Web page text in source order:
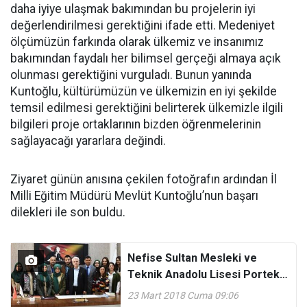
daha iyiye ulaşmak bakımından bu projelerin iyi
değerlendirilmesi gerektiğini ifade etti. Medeniyet
ölçümüzün farkında olarak ülkemiz ve insanımız
bakımından faydalı her bilimsel gerçeği almaya açık
olunması gerektiğini vurguladı. Bunun yanında
Kuntoğlu, kültürümüzün ve ülkemizin en iyi şekilde
temsil edilmesi gerektiğini belirterek ülkemizle ilgili
bilgileri proje ortaklarının bizden öğrenmelerinin
sağlayacağı yararlara değindi.
Ziyaret günün anısına çekilen fotoğrafın ardından İl
Milli Eğitim Müdürü Mevlüt Kuntoğlu’nun başarı
dilekleri ile son buldu.
Nefise Sultan Mesleki ve
Teknik Anadolu Lisesi Portekiz
İzlenimlerini An
23 Mart 2018 Cuma 09:06